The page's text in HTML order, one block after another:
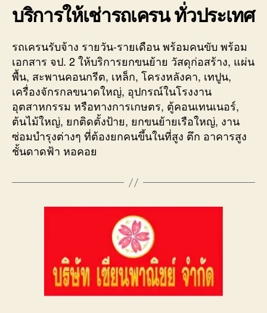
บริการให้เช่ารถเครน ทั่วประเทศ
รถเครนรับจ้าง รายวัน-รายเดือน พร้อมคนขับ พร้อม
เอกสาร จป. 2 ให้บริการยกขนย้าย วัสดุก่อสร้าง, แผ่น
พื้น, สะพานคอนกรีต, เหล็ก, โครงหลังคา, เทปูน,
เครื่องจักรกลขนาดใหญ่, อุปกรณ์ในโรงงาน
อุตสาหกรรม หรือทางการเกษตร, ตู้คอนเทนเนอร์,
ต้นไม้ใหญ่, ยกติดตั้งป้าย, ยกขนย้ายเรือใหญ่, งาน
ซ่อมบำรุงต่างๆ ที่ต้องยกคนขึ้นในที่สูง ตึก อาคารสูง
ชั้นดาดฟ้า หอคอย